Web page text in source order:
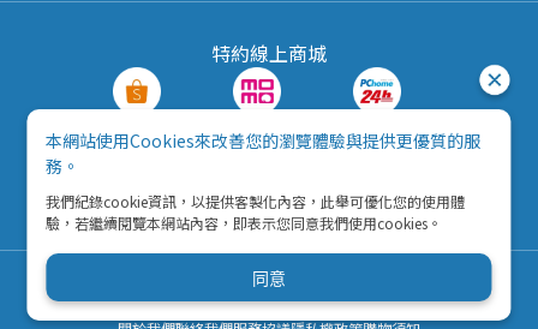
特約線上商城
露天拍賣 酷澎
Copyright © 2026 五九八資訊科技有限公司
營利事業統一編號：42792216
本網站使用Cookies來改善您的瀏覽體驗與提供更優質的服
務。
我們紀錄cookie資訊，以提供客製化內容，此舉可優化您的使用體
驗，若繼續閱覽本網站內容，即表示您同意我們使用cookies。
同意